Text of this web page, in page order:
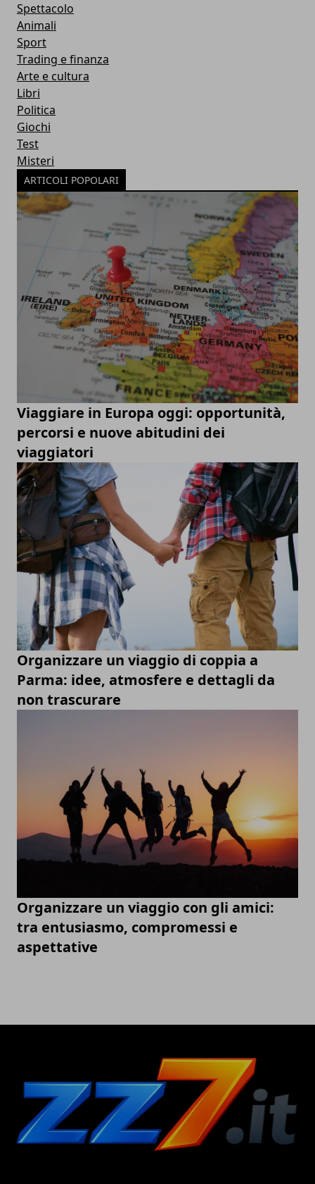
Spettacolo
Animali
Sport
Trading e finanza
Arte e cultura
Libri
Politica
Giochi
Test
Misteri
ARTICOLI POPOLARI
Viaggiare in Europa oggi: opportunità,
percorsi e nuove abitudini dei
viaggiatori
Organizzare un viaggio di coppia a
Parma: idee, atmosfere e dettagli da
non trascurare
Organizzare un viaggio con gli amici:
tra entusiasmo, compromessi e
aspettative